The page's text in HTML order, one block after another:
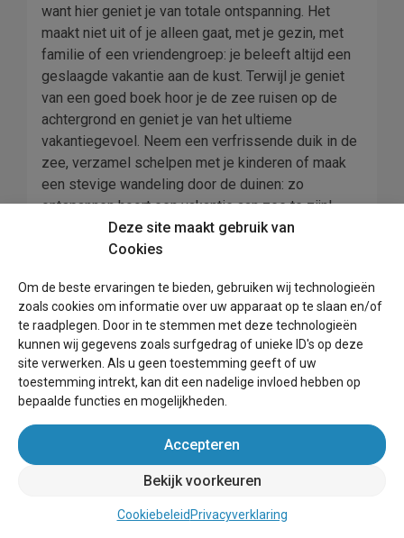
want hier geniet je van totale ontspanning. Het
maakt niet uit of je alleen gaat, met je gezin, met
familie of een vriendengroep: je beleeft altijd een
geslaagde vakantie aan de kust. Terwijl je geniet
van een goed boek hoor je de zee ruisen op de
achtergrond en geniet je van het ultieme
vakantiegevoel. Neem een verfrissende duik in de
zee, verzamel schelpen met je kinderen of maak
een stevige wandeling door de duinen: zo
ontspannen hoort een vakantie aan zee te zijn!
Huisje aan de kust
Het huren van een huisje aan de kust in Nederland
kan een geweldige manier zijn om te genieten van
een ontspannen vakantie. Er zijn tal van pittoreske
stadjes langs de kust die een prachtig uitzicht
bieden op de Noordzee en het omringende
landschap. De huisjes zijn er in alle soorten en
gezinswoningen met uitgestrekte buitenruimten.
voorzieningen kunt u kiezen uit verschillende
Deze site maakt gebruik van
Cookies
Om de beste ervaringen te bieden, gebruiken wij technologieën
zoals cookies om informatie over uw apparaat op te slaan en/of
te raadplegen. Door in te stemmen met deze technologieën
kunnen wij gegevens zoals surfgedrag of unieke ID's op deze
site verwerken. Als u geen toestemming geeft of uw
toestemming intrekt, kan dit een nadelige invloed hebben op
bepaalde functies en mogelijkheden.
Accepteren
Bekijk voorkeuren
Cookiebeleid Privacyverklaring